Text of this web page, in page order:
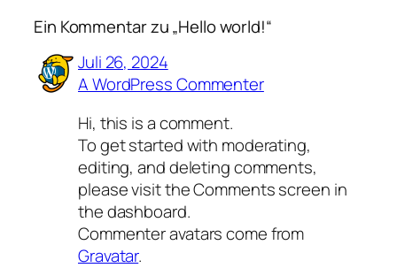
Ein Kommentar zu „Hello world!“
Juli 26, 2024
A WordPress Commenter
Hi, this is a comment.
To get started with moderating,
editing, and deleting comments,
please visit the Comments screen in
the dashboard.
Commenter avatars come from
Gravatar.